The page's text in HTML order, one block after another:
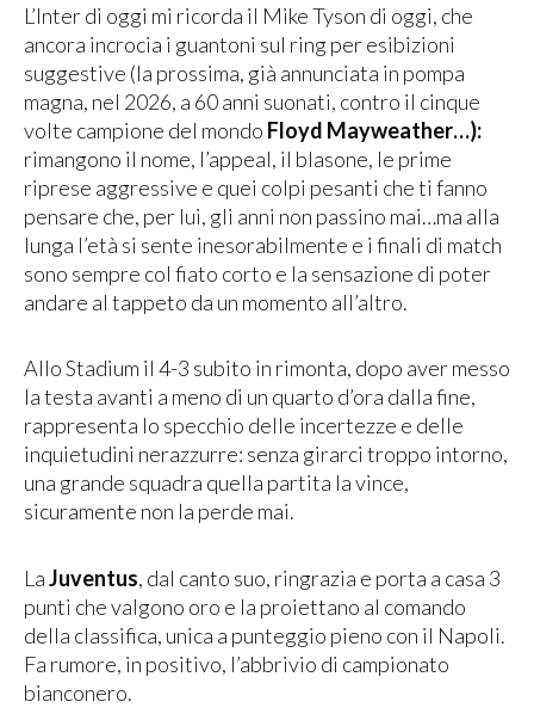
L’Inter di oggi mi ricorda il Mike Tyson di oggi, che
ancora incrocia i guantoni sul ring per esibizioni
suggestive (la prossima, già annunciata in pompa
magna, nel 2026, a 60 anni suonati, contro il cinque
volte campione del mondo Floyd Mayweather…):
rimangono il nome, l’appeal, il blasone, le prime
riprese aggressive e quei colpi pesanti che ti fanno
pensare che, per lui, gli anni non passino mai…ma alla
lunga l’età si sente inesorabilmente e i finali di match
sono sempre col fiato corto e la sensazione di poter
andare al tappeto da un momento all’altro.
Allo Stadium il 4-3 subito in rimonta, dopo aver messo
la testa avanti a meno di un quarto d’ora dalla fine,
rappresenta lo specchio delle incertezze e delle
inquietudini nerazzurre: senza girarci troppo intorno,
una grande squadra quella partita la vince,
sicuramente non la perde mai.
LaJuventus, dal canto suo, ringrazia e porta a casa 3
punti che valgono oro e la proiettano al comando
della classifica, unica a punteggio pieno con il Napoli.
Fa rumore, in positivo, l’abbrivio di campionato
bianconero.